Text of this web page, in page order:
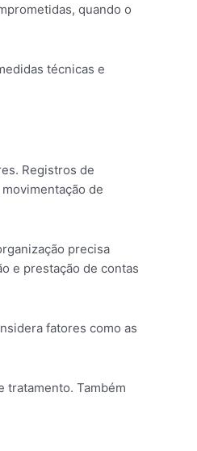
quando o
técnicas e
Registros de
de
precisa
e prestação de contas
fatores como as
tratamento. Também